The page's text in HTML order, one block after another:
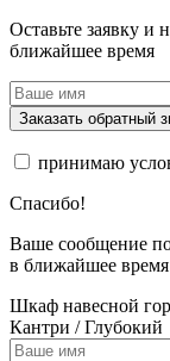
Оставьте заявку и
ближайшее время
Заказать обратный
принимаю
Спасибо!
Ваше сообщение
в ближайшее время
Шкаф навесной
Кантри / Глубокий